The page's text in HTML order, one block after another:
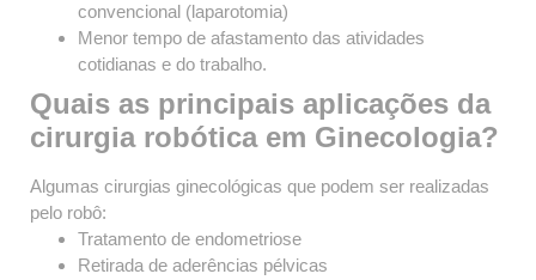
convencional (laparotomia)
Menor tempo de afastamento das atividades
cotidianas e do trabalho.
Quais as principais aplicações da
cirurgia robótica em Ginecologia?
Algumas cirurgias ginecológicas que podem ser realizadas
pelo robô:
Tratamento de endometriose
Retirada de aderências pélvicas